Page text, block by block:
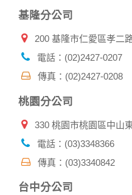
商，或與連結本網站，也可能
保護政策，其資料處理措施
公司不負任何連帶責任。
或電子郵件給您。本公司除
收這些資料或電子郵件的方法
資料使用:
本公司不會向任何人出售或出
資料：
違反本公司旗下網站的會員條
基隆分公司
200 基隆市仁愛區孝二
電話：(02)2427-0207
傳真：(02)2427-0208
桃園分公司
330 桃園市桃園區中山
電話：(03)3348366
傳真：(03)3340842
台中分公司